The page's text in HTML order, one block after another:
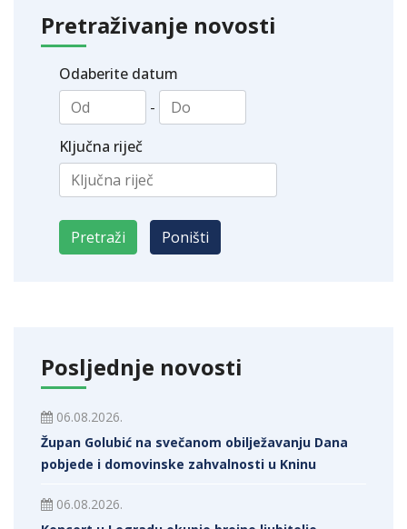
Pretraživanje novosti
Odaberite datum
-
Ključna riječ
Posljednje novosti
06.08.2026.
Župan Golubić na svečanom obilježavanju Dana
pobjede i domovinske zahvalnosti u Kninu
06.08.2026.